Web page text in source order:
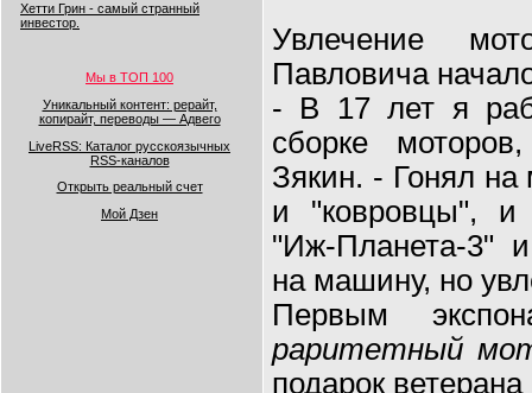
Хетти Грин - самый странный
инвестор.
Мы в ТОП 100
Уникальный контент: рерайт,
копирайт, переводы — Адвего
LiveRSS: Каталог русскоязычных
RSS-каналов
Открыть реальный счет
Мой Дзен
Увлечение
Павловича
- В 17 лет я
сборке
Зякин. - Гонял
и "ковровцы", и
"Иж-Планета-3"
на машину, но
Первым
раритетный
подарок